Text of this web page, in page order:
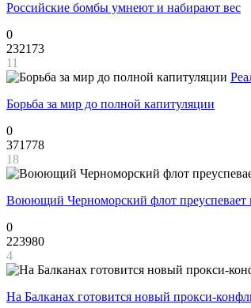
Российские бомбы умнеют и набирают вес
0
232173
11
Борьба за мир до полной капитуляции
0
371778
18
Воюющий Черноморский флот преуспевает
0
223980
4
На Балканах готовится новый прокси-